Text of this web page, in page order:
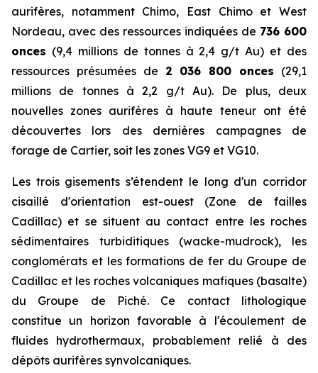
aurifères, notamment Chimo, East Chimo et West
Nordeau, avec des ressources indiquées de 736 600
onces (9,4 millions de tonnes à 2,4 g/t Au) et des
ressources présumées de 2 036 800 onces (29,1
millions de tonnes à 2,2 g/t Au). De plus, deux
nouvelles zones aurifères à haute teneur ont été
découvertes lors des dernières campagnes de
forage de Cartier, soit les zones VG9 et VG10.
Les trois gisements s’étendent le long d'un corridor
cisaillé d'orientation est-ouest (Zone de failles
Cadillac) et se situent au contact entre les roches
sédimentaires turbiditiques (wacke-mudrock), les
conglomérats et les formations de fer du Groupe de
Cadillac et les roches volcaniques mafiques (basalte)
du Groupe de Piché. Ce contact lithologique
constitue un horizon favorable à l'écoulement de
fluides hydrothermaux, probablement relié à des
dépôts aurifères synvolcaniques.